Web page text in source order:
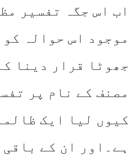
اب اس جگہ تفسیر
موجود اس حوالہ
جھوٹا قرار دینا
مصنف کے نام پر
کیوں لیا ایک
ہے۔اور ان کے